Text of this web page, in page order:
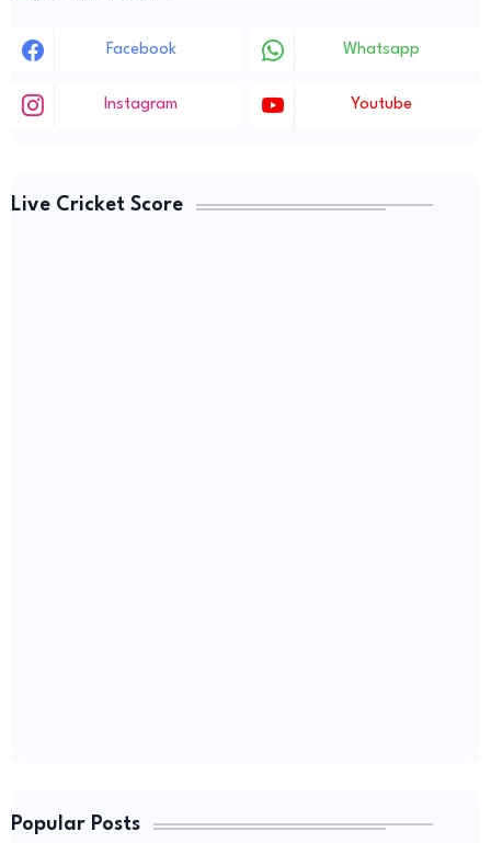
Facebook Whatsapp
Instagram Youtube
Live Cricket Score
Popular Posts